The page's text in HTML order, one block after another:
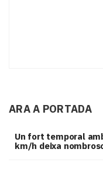
ARA A PORTADA
Un fort temporal
km/h deixa